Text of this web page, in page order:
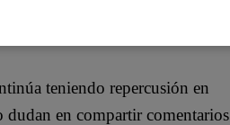
varios récords en taquilla,
teniendo repercusión en
dudan en compartir comentarios